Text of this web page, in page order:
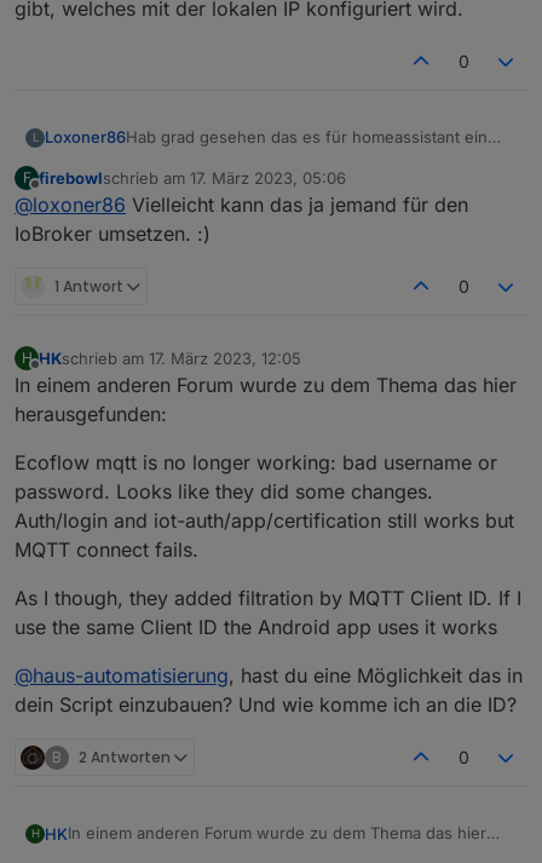
gibt, welches mit der lokalen IP konfiguriert wird.
0
L Loxoner86Hab grad gesehen das es für homeassistant ein
wird.
F
Offline
firebowlschrieb am 17. März 2023, 05:06
zuletzt editiert von
@loxoner86 Vielleicht kann das ja jemand für den
IoBroker umsetzen. :)
1 Antwort 0
H
Offline
HKschrieb am 17. März 2023, 12:05
zuletzt editiert von
In einem anderen Forum wurde zu dem Thema das hier
herausgefunden:
Ecoflow mqtt is no longer working: bad username or
password. Looks like they did some changes.
Auth/login and iot-auth/app/certification still works but
MQTT connect fails.
As I though, they added filtration by MQTT Client ID. If I
use the same Client ID the Android app uses it works
@haus-automatisierung, hast du eine Möglichkeit das in
dein Script einzubauen? Und wie komme ich an die ID?
B 2 Antworten 0
H HKIn einem anderen Forum wurde zu dem Thema das hier